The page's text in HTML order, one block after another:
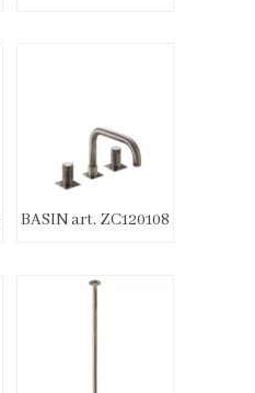
BASIN art. ZC120108